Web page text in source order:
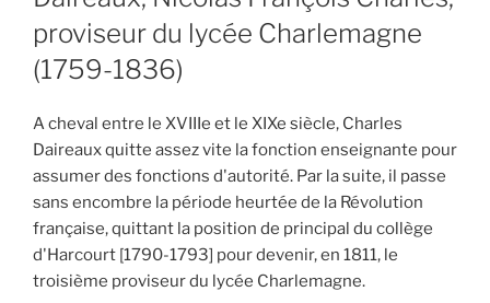
proviseur du lycée Charlemagne
(1759-1836)
A cheval entre le XVIIIe et le XIXe siècle, Charles
Daireaux quitte assez vite la fonction enseignante pour
assumer des fonctions d'autorité. Par la suite, il passe
sans encombre la période heurtée de la Révolution
française, quittant la position de principal du collège
d'Harcourt [1790-1793] pour devenir, en 1811, le
troisième proviseur du lycée Charlemagne.